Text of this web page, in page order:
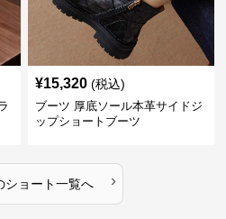
¥15,320 (税込)
ブーツ 厚底ソール本革サイドジ
ップショートブーツ
ショート一覧へ ›